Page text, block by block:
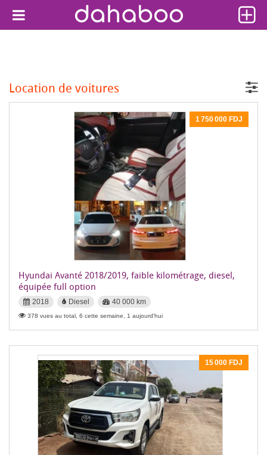
Location de voitures
1 750 000 FDJ
Hyundai Avanté 2018/2019, faible kilométrage, diesel,
équipée full option
2018 Diesel 40 000 km
378 vues au total, 6 cette semaine, 1 aujourd'hui
15 000 FDJ